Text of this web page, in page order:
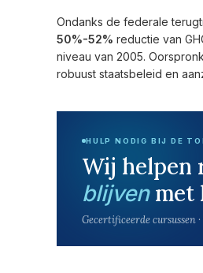
Ondanks de federale
50%-52% reductie van
niveau van 2005.
robuust staatsbeleid en
HULP NODIG BIJ DE
Wij helpen
blijvenmet
Gecertificeerde cursussen